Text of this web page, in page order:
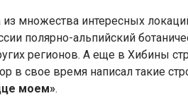
из множества интересных
полярно-альпийский
регионов. А еще в Хибины
в свое время написал такие
моем».